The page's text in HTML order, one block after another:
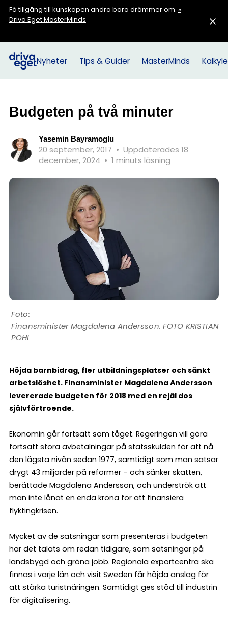
Få tillgång till kunskapen andra bara drömmer om. »
Driva Eget MasterMinds
Nyheter Tips & Guider MasterMinds
Budgeten på två minuter
Yasemin Bayramoglu
20 september, 2017 • Uppdaterades 18
december, 2024 • 1 minuts läsning
Finansminister Magdalena Andersson. FOTO KRISTIAN
POHL
Höjda barnbidrag, fler utbildningsplatser och sänkt
arbetslöshet. Finansminister Magdalena Andersson
levererade budgeten för 2018 med en rejäl dos
självförtroende.
Ekonomin går fortsatt som tåget. Regeringen vill göra
fortsatt stora avbetalningar på statsskulden för att nå
den lägsta nivån sedan 1977, samtidigt som man satsar
drygt 43 miljarder på reformer – och sänker skatten,
berättade Magdalena Andersson, och underströk att
man inte lånat en enda krona för att finansiera
flyktingkrisen.
Mycket av de satsningar som presenteras i budgeten
har det talats om redan tidigare, som satsningar på
landsbygd och gröna jobb. Regionala exportcentra ska
finnas i varje län och visit Sweden får höjda anslag för
att stärka turistnäringen. Samtidigt ges stöd till industrin
för digitalisering.